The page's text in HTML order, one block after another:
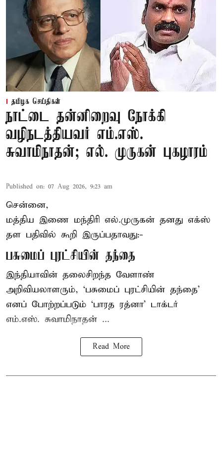
தமிழக செய்திகள்
நாட்டை தன்னிறைவு நோக்கி
வழிநடத்தியவர் எம்.எஸ்.
சுவாமிநாதன்; எல். முருகன் புகழாரம்
Published on: 07 Aug 2026, 9:23 am
சென்னை,
மத்திய இணை மந்திரி எல்.முருகன் தனது எக்ஸ்
தள பதிவில் கூறி இருப்பதாவது:-
பசுமைப் புரட்சியின் தந்தை
இந்தியாவின் தலைசிறந்த வேளாண்
அறிவியலாளரும், ‘பசுமைப் புரட்சியின் தந்தை’
எனப் போற்றப்படும் ‘பாரத ரத்னா’ டாக்டர்
எம்.எஸ். சுவாமிநாதன் ...
Read More